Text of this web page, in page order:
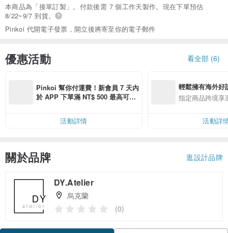
本商品為「接單訂製」。付款後需 7 個工作天製作。現在下單預估
8/22~9/7 到貨。
Pinkoi 代開電子發票，開立後將寄至你的電子郵件
優惠活動 看全部 (6)
Pinkoi 幫你付運費！新會員 7 天內
於 APP 下單滿 NT$ 500 最高可折
活動詳情
輕鬆擁有海外好
指定商品跨境享
活動詳
關於品牌 逛設計品牌
DY.Atelier
烏克蘭
(0)